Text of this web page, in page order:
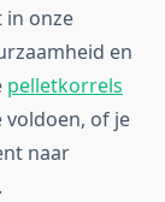
in onze
en
pelletkorrels
of je
naar